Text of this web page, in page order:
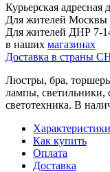
Курьерская адресная
Для жителей Москвы
Для жителей ДНР 7-
в наших магазинах
Доставка в страны
Люстры, бра,
лампы, светильники,
светотехника. В
Характеристики
Как купить
Оплата
Доставка